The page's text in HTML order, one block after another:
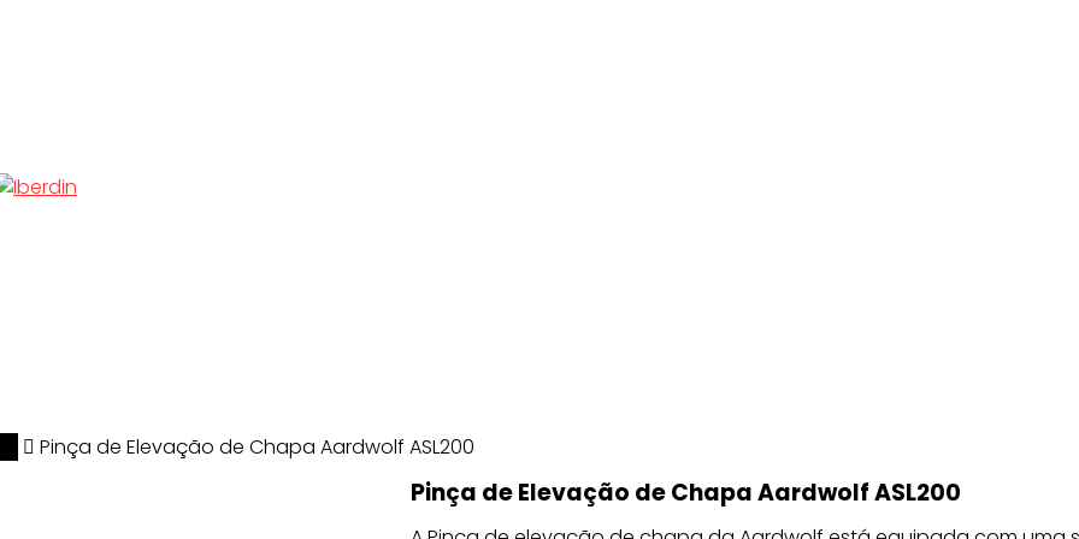
Pinça de Elevação de Chapa Aardwolf ASL200
Pinça de Elevação de Chapa Aardwolf ASL200